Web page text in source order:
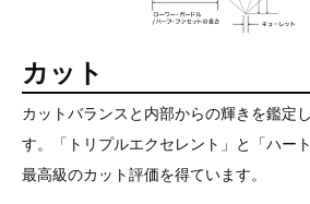
カット
カットバランスと内部からの輝きを鑑定
す。「トリプルエクセレント」と「ハー
最高級のカット評価を得ています。